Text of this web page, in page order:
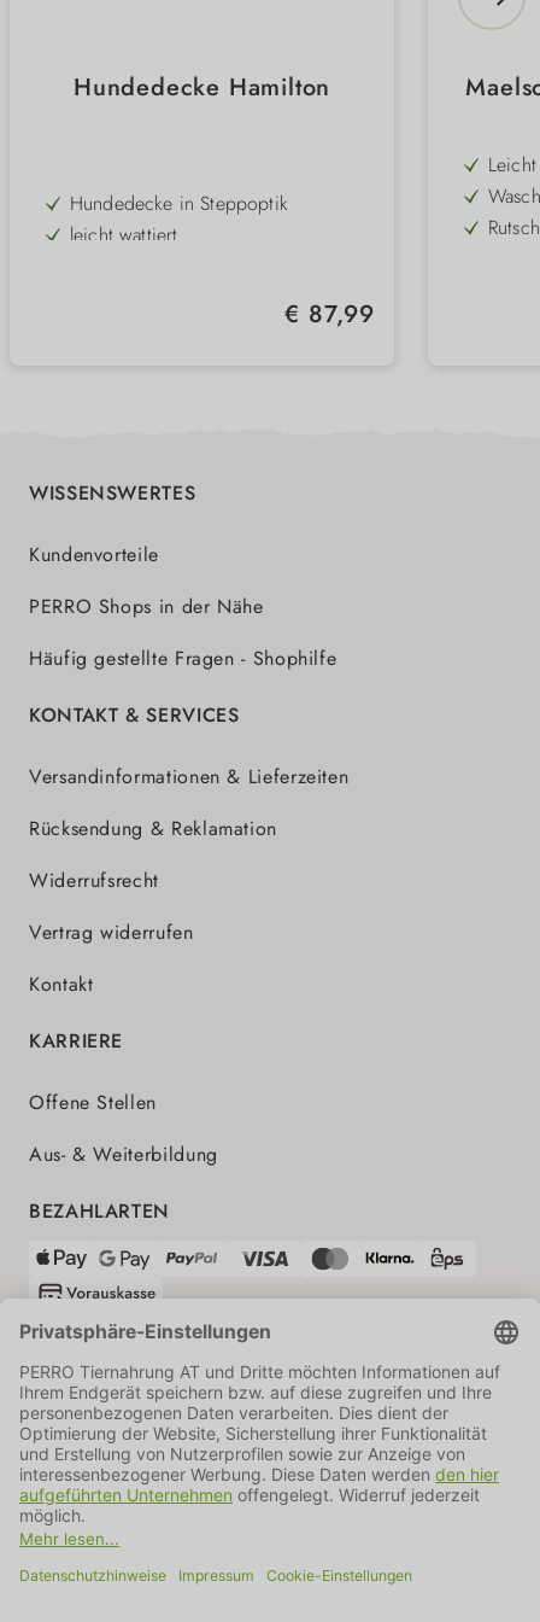
Hundedecke Hamilton
Hundedecke in Steppoptik
leicht wattiert
Regulärer Preis:
€ 87,99
mehr
WISSENSWERTES
Kundenvorteile
PERRO Shops in der Nähe
Häufig gestellte Fragen - Shophilfe
KONTAKT & SERVICES
Versandinformationen & Lieferzeiten
Rücksendung & Reklamation
Widerrufsrecht
Vertrag widerrufen
Kontakt
KARRIERE
Offene Stellen
Aus- & Weiterbildung
BEZAHLARTEN
VERSANDPARTNER